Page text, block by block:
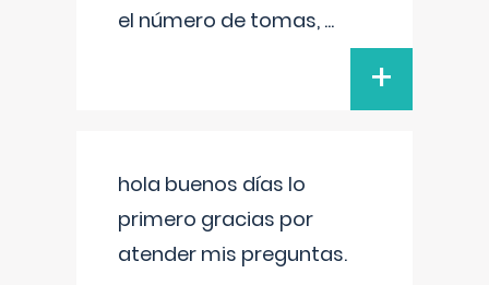
el número de tomas, ...
+
hola buenos días lo
primero gracias por
atender mis preguntas.